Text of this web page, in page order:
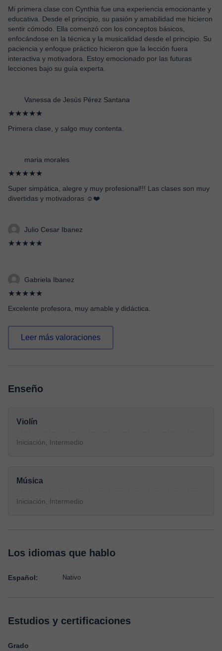
Mi primera clase con Cynthia fue una experiencia emocionante y
educativa. Desde el principio, su pasión y amabilidad me hicieron
sentir cómodo. Ella comenzó con los conceptos básicos,
enfocándose en la técnica y la musicalidad desde el principio. Su
paciencia y enfoque práctico hicieron que la lección fuera
interactiva y motivadora. Estoy emocionado por las futuras
lecciones bajo su guía experta.
Vanessa de Jesús Pérez Santana
★★★★★
Primera clase, y salgo muy contenta.
maria morales
★★★★★
Super simpática, alegre y muy profesional!!! Las clases son muy
divertidas y motivadoras ☺️❤️
Julio Cesar Ibanez
★★★★★
Gabriela Ibanez
★★★★★
Excelente profesora, muy amable y didáctica.
Leer más valoraciones
Enseño
Violín
Iniciación, Intermedio
Música
Iniciación, Intermedio
Los idiomas que hablo
Español: Nativo
Estudios y certificaciones
Grado